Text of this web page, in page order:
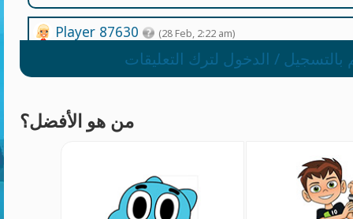
Player 87630 (28 Feb, 2:22 am)
بالتسجيل / الدخول لترك التعليقات
من هو الأفضل؟